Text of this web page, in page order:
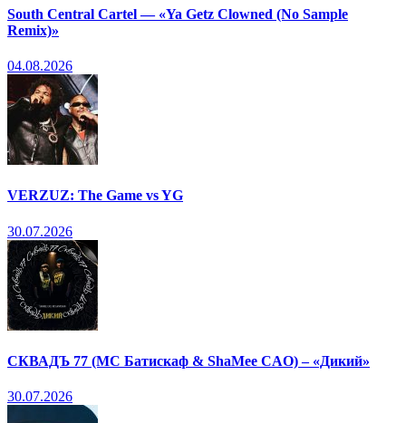
South Central Cartel — «Ya Getz Clowned (No Sample
Remix)»
04.08.2026
VERZUZ: The Game vs YG
30.07.2026
СКВАДЪ 77 (МС Батискаф & ShaMee CAO) – «Дикий»
30.07.2026